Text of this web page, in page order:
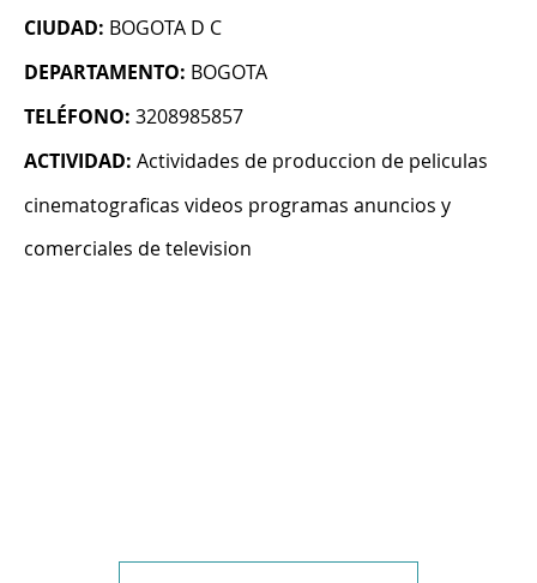
CIUDAD: BOGOTA D C
DEPARTAMENTO: BOGOTA
TELÉFONO: 3208985857
ACTIVIDAD: Actividades de produccion de peliculas
cinematograficas videos programas anuncios y
comerciales de television